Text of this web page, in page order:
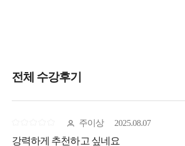
전체 수강후기
주이상 2025.08.07
강력하게 추천하고 싶네요